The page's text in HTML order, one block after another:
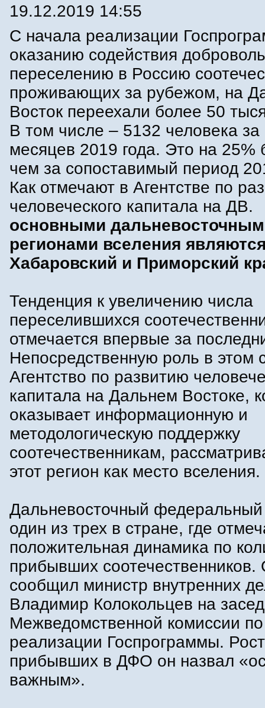
19.12.2019 14:55
С начала реализации
оказанию содействия
переселению в Россию
проживающих за рубежом, на
Восток переехали более 50
В том числе – 5132 человека за
месяцев 2019 года. Это на 25%
чем за сопоставимый период
Как отмечают в Агентстве по
человеческого капитала на ДВ.
основными
регионами вселения
Хабаровский и Приморский
Тенденция к увеличению числа
переселившихся
отмечается впервые за
Непосредственную роль в этом
Агентство по развитию
капитала на Дальнем Востоке,
оказывает информационную и
методологическую поддержку
соотечественникам,
этот регион как место вселения.
Дальневосточный федеральный
один из трех в стране, где
положительная динамика по
прибывших соотечественников.
сообщил министр внутренних
Владимир Колокольцев на
Межведомственной комиссии по
реализации Госпрограммы.
прибывших в ДФО он назвал
важным».